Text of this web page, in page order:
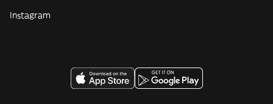
Instagram